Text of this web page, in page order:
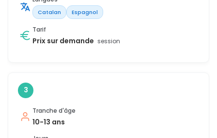
Catalan Espagnol
Tarif
Prix sur demande session
3
Tranche d'âge
10-13 ans